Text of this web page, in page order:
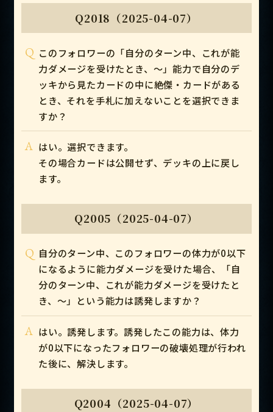
Q2018（2025-04-07）
Q このフォロワーの「自分のターン中、これが能
力ダメージを受けたとき、～」能力で自分のデ
ッキから見たカードの中に絶傑・カードがある
とき、それを手札に加えないことを選択できま
すか？
A はい。選択できます。
その場合カードは公開せず、デッキの上に戻し
ます。
Q2005（2025-04-07）
Q 自分のターン中、このフォロワーの体力が0以下
になるように能力ダメージを受けた場合、「自
分のターン中、これが能力ダメージを受けたと
き、～」という能力は誘発しますか？
A はい。誘発します。誘発したこの能力は、体力
が0以下になったフォロワーの破壊処理が行われ
た後に、解決します。
Q2004（2025-04-07）